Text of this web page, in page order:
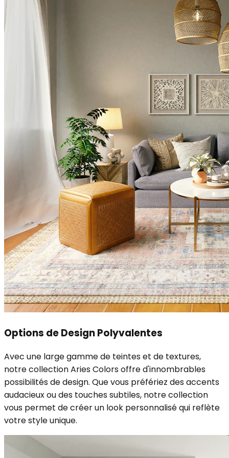
Options de Design Polyvalentes
Avec une large gamme de teintes et de textures,
notre collection Aries Colors offre d'innombrables
possibilités de design. Que vous préfériez des accents
audacieux ou des touches subtiles, notre collection
vous permet de créer un look personnalisé qui reflète
votre style unique.